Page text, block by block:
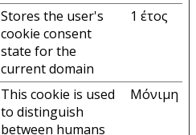
Stores the user's
cookie consent
state for the
current domain
1 έτος
This cookie is used
to distinguish
between humans
Μόνιμη